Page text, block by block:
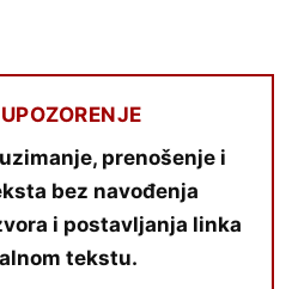
prenošenje i
bez navođenja
i postavljanja linka
tekstu.